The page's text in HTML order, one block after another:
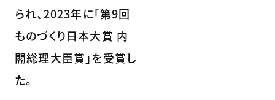
られ、2023年に「第9回
ものづくり日本大賞 内
閣総理大臣賞」を受賞し
た。